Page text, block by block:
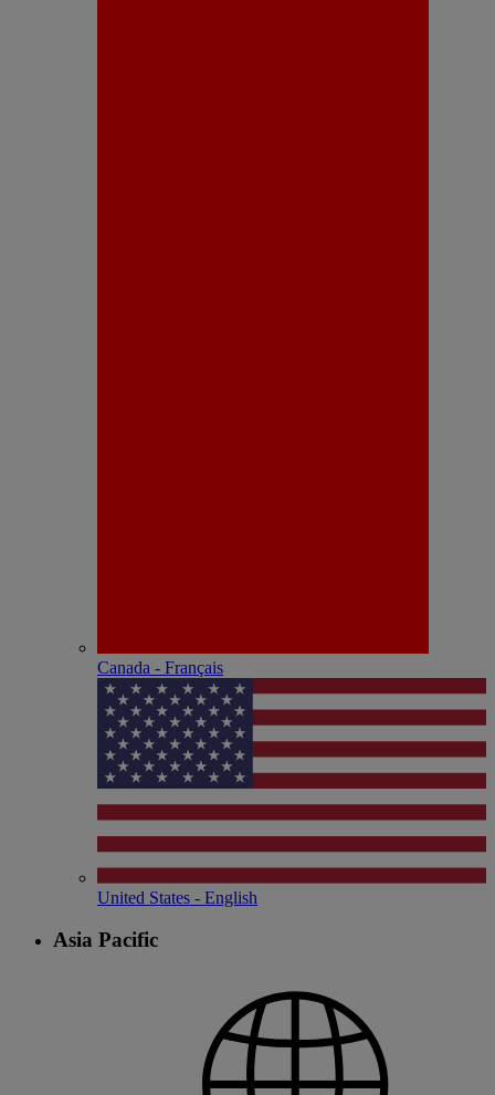
Canada - Français
United States - English
Asia Pacific